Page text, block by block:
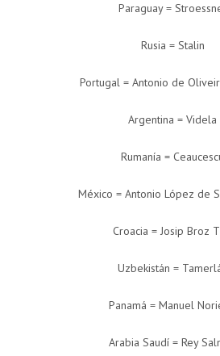
Paraguay =
Rusia = Stalin
Portugal = Antonio de
Argentina = Videla
Rumanía =
México = Antonio López de
Croacia = Josip Broz
Uzbekistán =
Panamá = Manuel
Arabia Saudí = Rey